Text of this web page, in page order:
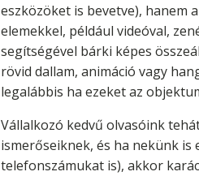
eszközöket is bevetve), hanem
elemekkel, például videóval,
segítségével bárki képes
rövid dallam, animáció vagy
legalábbis ha ezeket az
Vállalkozó kedvű olvasóink
ismerőseiknek, és ha nekünk is
telefonszámukat is), akkor